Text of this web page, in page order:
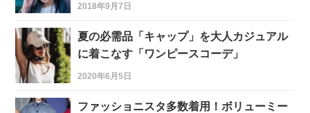
2018年9月7日
夏の必需品「キャップ」を大人カジュアル
に着こなす「ワンピースコーデ」
2020年6月5日
ファッショニスタ多数着用！ボリューミー